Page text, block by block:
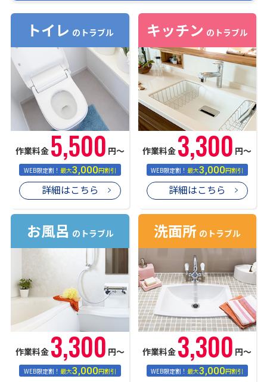
トイレ のトラブル
作業料金 5,500 円〜
WEB限定割！最大3,000円割引
詳細はこちら
キッチン のトラブル
作業料金 3,300 円〜
WEB限定割！最大3,000円割引
詳細はこちら
お風呂 のトラブル
作業料金 3,300 円〜
WEB限定割！最大3,000円割引
洗面所 のトラブル
作業料金 3,300 円〜
WEB限定割！最大3,000円割引